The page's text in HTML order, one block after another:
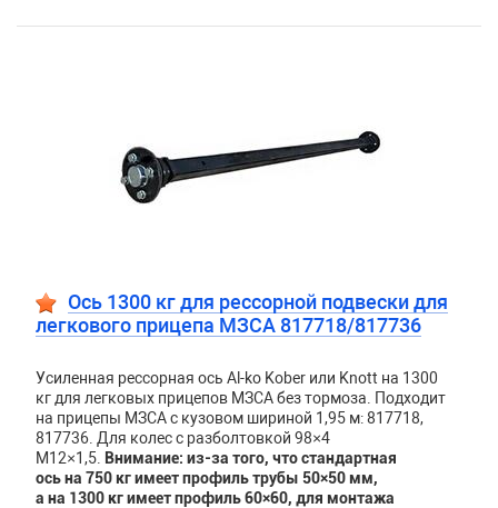
Ось 1300 кг для рессорной подвески для
легкового прицепа МЗСА 817718/817736
Усиленная рессорная ось Al-ko Kober или Knott на 1300
кг для легковых прицепов МЗСА без тормоза. Подходит
на прицепы МЗСА с кузовом шириной 1,95 м: 817718,
817736. Для колес с разболтовкой 98×4
М12×1,5.
Внимание: из-за того, что стандартная
ось на 750 кг имеет профиль трубы 50×50 мм,
а на 1300 кг имеет профиль 60×60, для монтажа